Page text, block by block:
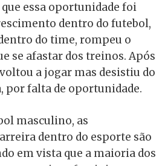
essa oportunidade foi
dentro do futebol,
do time, rompeu o
se afastar dos treinos. Após
a jogar mas desistiu do
por falta de oportunidade.
masculino, as
dentro do esporte são
em vista que a maioria dos